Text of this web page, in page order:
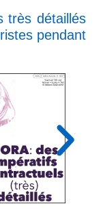
très détaillés
pendant